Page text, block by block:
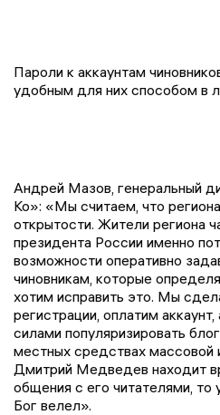
Пароли к аккаунтам
удобным для них способом в
Андрей Мазов, генеральный
Ко»: «Мы считаем, что
открытости. Жители региона
президента России именно
возможности оперативно
чиновникам, которые
хотим исправить это. Мы
регистрации, оплатим
силами популяризировать
местных средствах массовой
Дмитрий Медведев находит
общения с его читателями,
Бог велел».